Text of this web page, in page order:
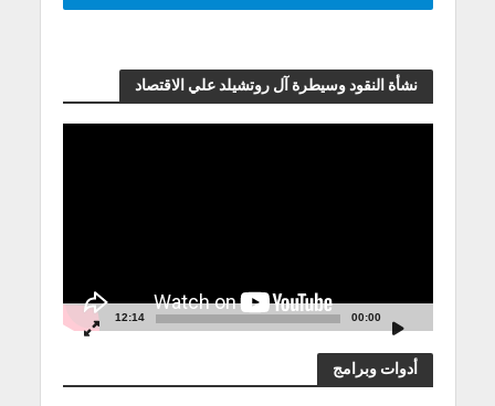
نشأة النقود وسيطرة آل روتشيلد علي الاقتصاد
00:00
12:14
أدوات وبرامج